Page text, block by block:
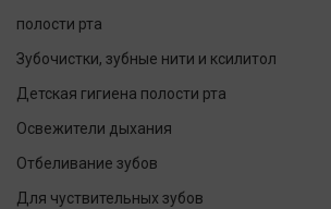
полости рта
Зубочистки, зубные нити и ксилитол
Детская гигиена полости рта
Освежители дыхания
Отбеливание зубов
Для чуствительных зубов